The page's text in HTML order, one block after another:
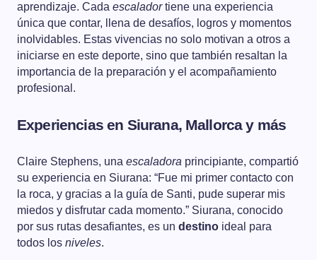
aprendizaje. Cada escaladortiene una experiencia
única que contar, llena de desafíos, logros y momentos
inolvidables. Estas vivencias no solo motivan a otros a
iniciarse en este deporte, sino que también resaltan la
importancia de la preparación y el acompañamiento
profesional.
Experiencias en Siurana, Mallorca y más
Claire Stephens, una escaladora principiante, compartió
su experiencia en Siurana: “Fue mi primer contacto con
la roca, y gracias a la guía de Santi, pude superar mis
miedos y disfrutar cada momento.” Siurana, conocido
por sus rutas desafiantes, es un destino ideal para
todos los niveles.